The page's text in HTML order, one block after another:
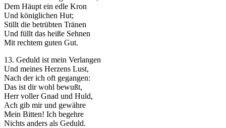
Dem Häupt ein edle Kron
Und königlichen Hut;
Stillt die betrübten Tränen
Und füllt das heiße Sehnen
Mit rechtem guten Gut.
13. Geduld ist mein Verlangen
Und meines Herzens Lust,
Nach der ich oft gegangen:
Das ist dir wohl bewußt,
Herr voller Gnad und Huld,
Ach gib mir und gewähre
Mein Bitten! Ich begehre
Nichts anders als Geduld.